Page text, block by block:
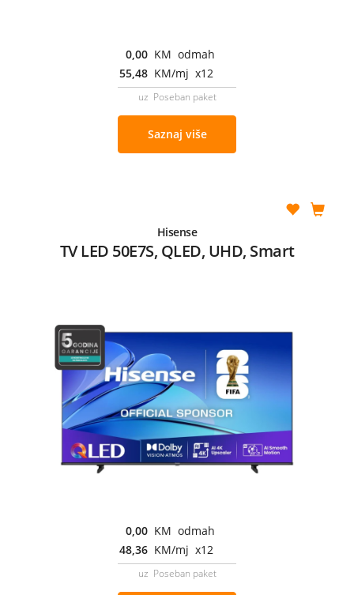
0,00 KM odmah
55,48 KM/mj x12
uz Poseban paket
Saznaj više
Hisense
TV LED 50E7S, QLED, UHD, Smart
0,00 KM odmah
48,36 KM/mj x12
uz Poseban paket